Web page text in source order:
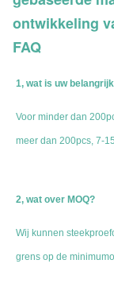
ontwikkeling
FAQ
1, wat is uw
Voor minder dan
meer dan 200pcs, 7-
2, wat over MOQ?
Wij kunnen
grens op de